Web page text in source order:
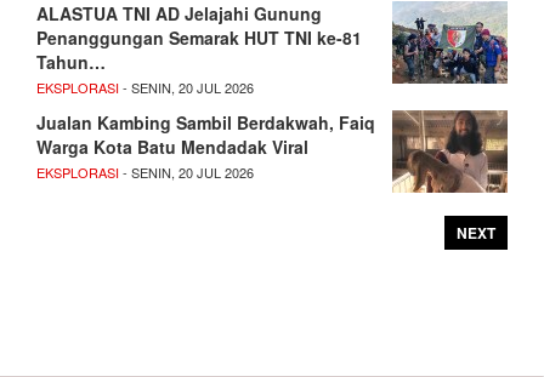
ALASTUA TNI AD Jelajahi Gunung
Penanggungan Semarak HUT TNI ke-81
Tahun…
EKSPLORASI- SENIN, 20 JUL 2026
Jualan Kambing Sambil Berdakwah, Faiq
Warga Kota Batu Mendadak Viral
EKSPLORASI- SENIN, 20 JUL 2026
NEXT